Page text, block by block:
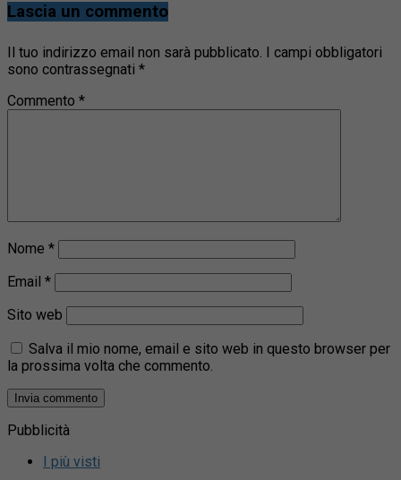
Lascia un commento
Il tuo indirizzo email non sarà pubblicato. I campi obbligatori
sono contrassegnati *
Commento *
Nome *
Email *
Sito web
Salva il mio nome, email e sito web in questo browser per
la prossima volta che commento.
Pubblicità
I più visti